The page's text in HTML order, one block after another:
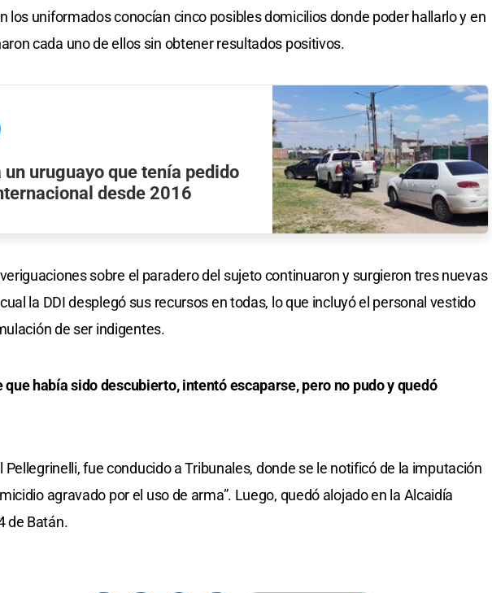
los uniformados conocían cinco posibles domicilios donde poder hallarlo y en
cada uno de ellos sin obtener resultados positivos.
un uruguayo que tenía pedido
desde 2016
sobre el paradero del sujeto continuaron y surgieron tres nuevas
la DDI desplegó sus recursos en todas, lo que incluyó el personal vestido
de ser indigentes.
que había sido descubierto, intentó escaparse, pero no pudo y quedó
Pellegrinelli, fue conducido a Tribunales, donde se le notificó de la imputación
agravado por el uso de arma”. Luego, quedó alojado en la Alcaidía
de Batán.